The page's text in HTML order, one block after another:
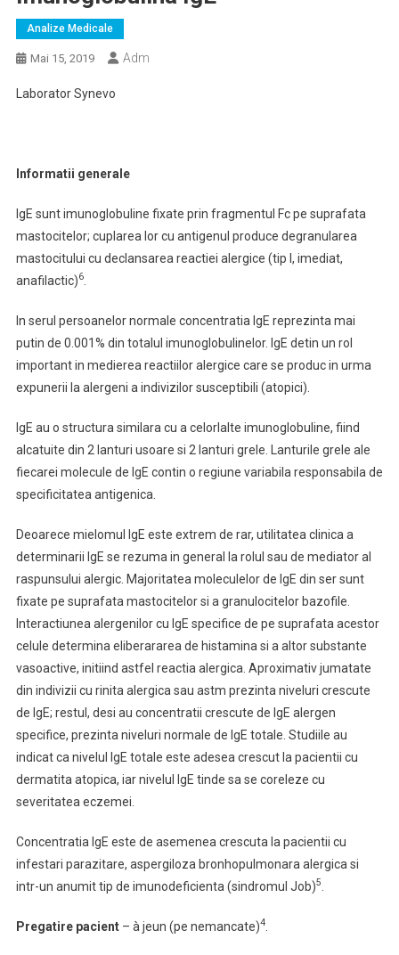
Analize Medicale
Mai 15, 2019 Adm
Laborator Synevo
Informatii generale
IgE sunt imunoglobuline fixate prin fragmentul Fc pe suprafata
mastocitelor; cuplarea lor cu antigenul produce degranularea
mastocitului cu declansarea reactiei alergice (tip I, imediat,
anafilactic)6.
In serul persoanelor normale concentratia IgE reprezinta mai
putin de 0.001% din totalul imunoglobulinelor. IgE detin un rol
important in medierea reactiilor alergice care se produc in urma
expunerii la alergeni a indivizilor susceptibili (atopici).
IgE au o structura similara cu a celorlalte imunoglobuline, fiind
alcatuite din 2 lanturi usoare si 2 lanturi grele. Lanturile grele ale
fiecarei molecule de IgE contin o regiune variabila responsabila de
specificitatea antigenica.
Deoarece mielomul IgE este extrem de rar, utilitatea clinica a
determinarii IgE se rezuma in general la rolul sau de mediator al
raspunsului alergic. Majoritatea moleculelor de IgE din ser sunt
fixate pe suprafata mastocitelor si a granulocitelor bazofile.
Interactiunea alergenilor cu IgE specifice de pe suprafata acestor
celule determina eliberararea de histamina si a altor substante
vasoactive, initiind astfel reactia alergica. Aproximativ jumatate
din indivizii cu rinita alergica sau astm prezinta niveluri crescute
de IgE; restul, desi au concentratii crescute de IgE alergen
specifice, prezinta niveluri normale de IgE totale. Studiile au
indicat ca nivelul IgE totale este adesea crescut la pacientii cu
dermatita atopica, iar nivelul IgE tinde sa se coreleze cu
severitatea eczemei.
Concentratia IgE este de asemenea crescuta la pacientii cu
infestari parazitare, aspergiloza bronhopulmonara alergica si
intr-un anumit tip de imunodeficienta (sindromul Job)5
Pregatire pacient – à jeun (pe nemancate)4.